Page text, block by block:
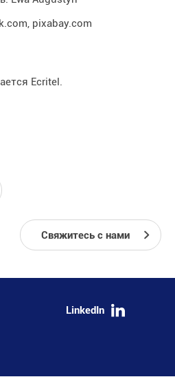
, pixabay.com
Ecritel.
Свяжитесь с нами
LinkedIn